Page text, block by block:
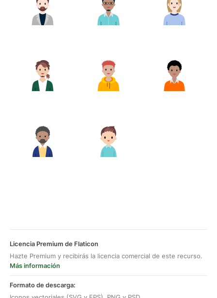
Licencia Premium de Flaticon
Hazte Premium y recibirás la licencia comercial de este recurso.
Más información
Formato de descarga: